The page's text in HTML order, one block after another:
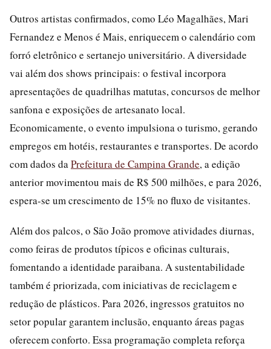
Outros artistas confirmados, como Léo Magalhães, Mari
Fernandez e Menos é Mais, enriquecem o calendário com
forró eletrônico e sertanejo universitário. A diversidade
vai além dos shows principais: o festival incorpora
apresentações de quadrilhas matutas, concursos de melhor
sanfona e exposições de artesanato local.
Economicamente, o evento impulsiona o turismo, gerando
empregos em hotéis, restaurantes e transportes. De acordo
com dados daPrefeitura de Campina Grande, a edição
anterior movimentou mais de R$ 500 milhões, e para 2026,
espera-se um crescimento de 15% no fluxo de visitantes.
Além dos palcos, o São João promove atividades diurnas,
como feiras de produtos típicos e oficinas culturais,
fomentando a identidade paraibana. A sustentabilidade
também é priorizada, com iniciativas de reciclagem e
redução de plásticos. Para 2026, ingressos gratuitos no
setor popular garantem inclusão, enquanto áreas pagas
oferecem conforto. Essa programação completa reforça